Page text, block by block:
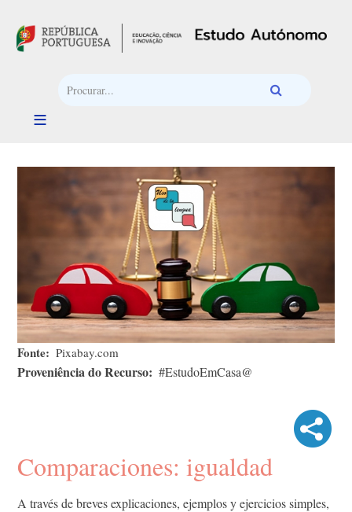
Fonte Pixabay.com
Proveniência do Recurso #EstudoEmCasa@
Comparaciones: igualdad
A través de breves explicaciones, ejemplos y ejercicios simples,